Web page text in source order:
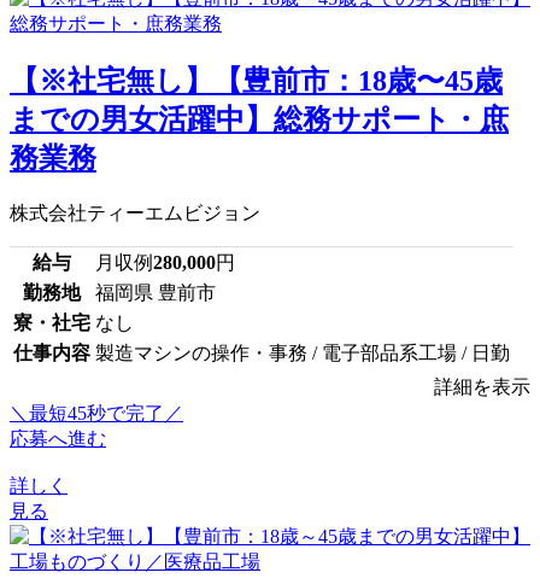
【※社宅無し】【豊前市：18歳〜45歳
までの男女活躍中】総務サポート・庶
務業務
株式会社ティーエムビジョン
給与 月収例280,000円
勤務地
福岡県 豊前市
寮・社宅 なし
仕事内容 製造マシンの操作・事務 / 電子部品系工場 / 日勤
詳細を表示
＼最短45秒で完了／
応募へ進む
詳しく
見る